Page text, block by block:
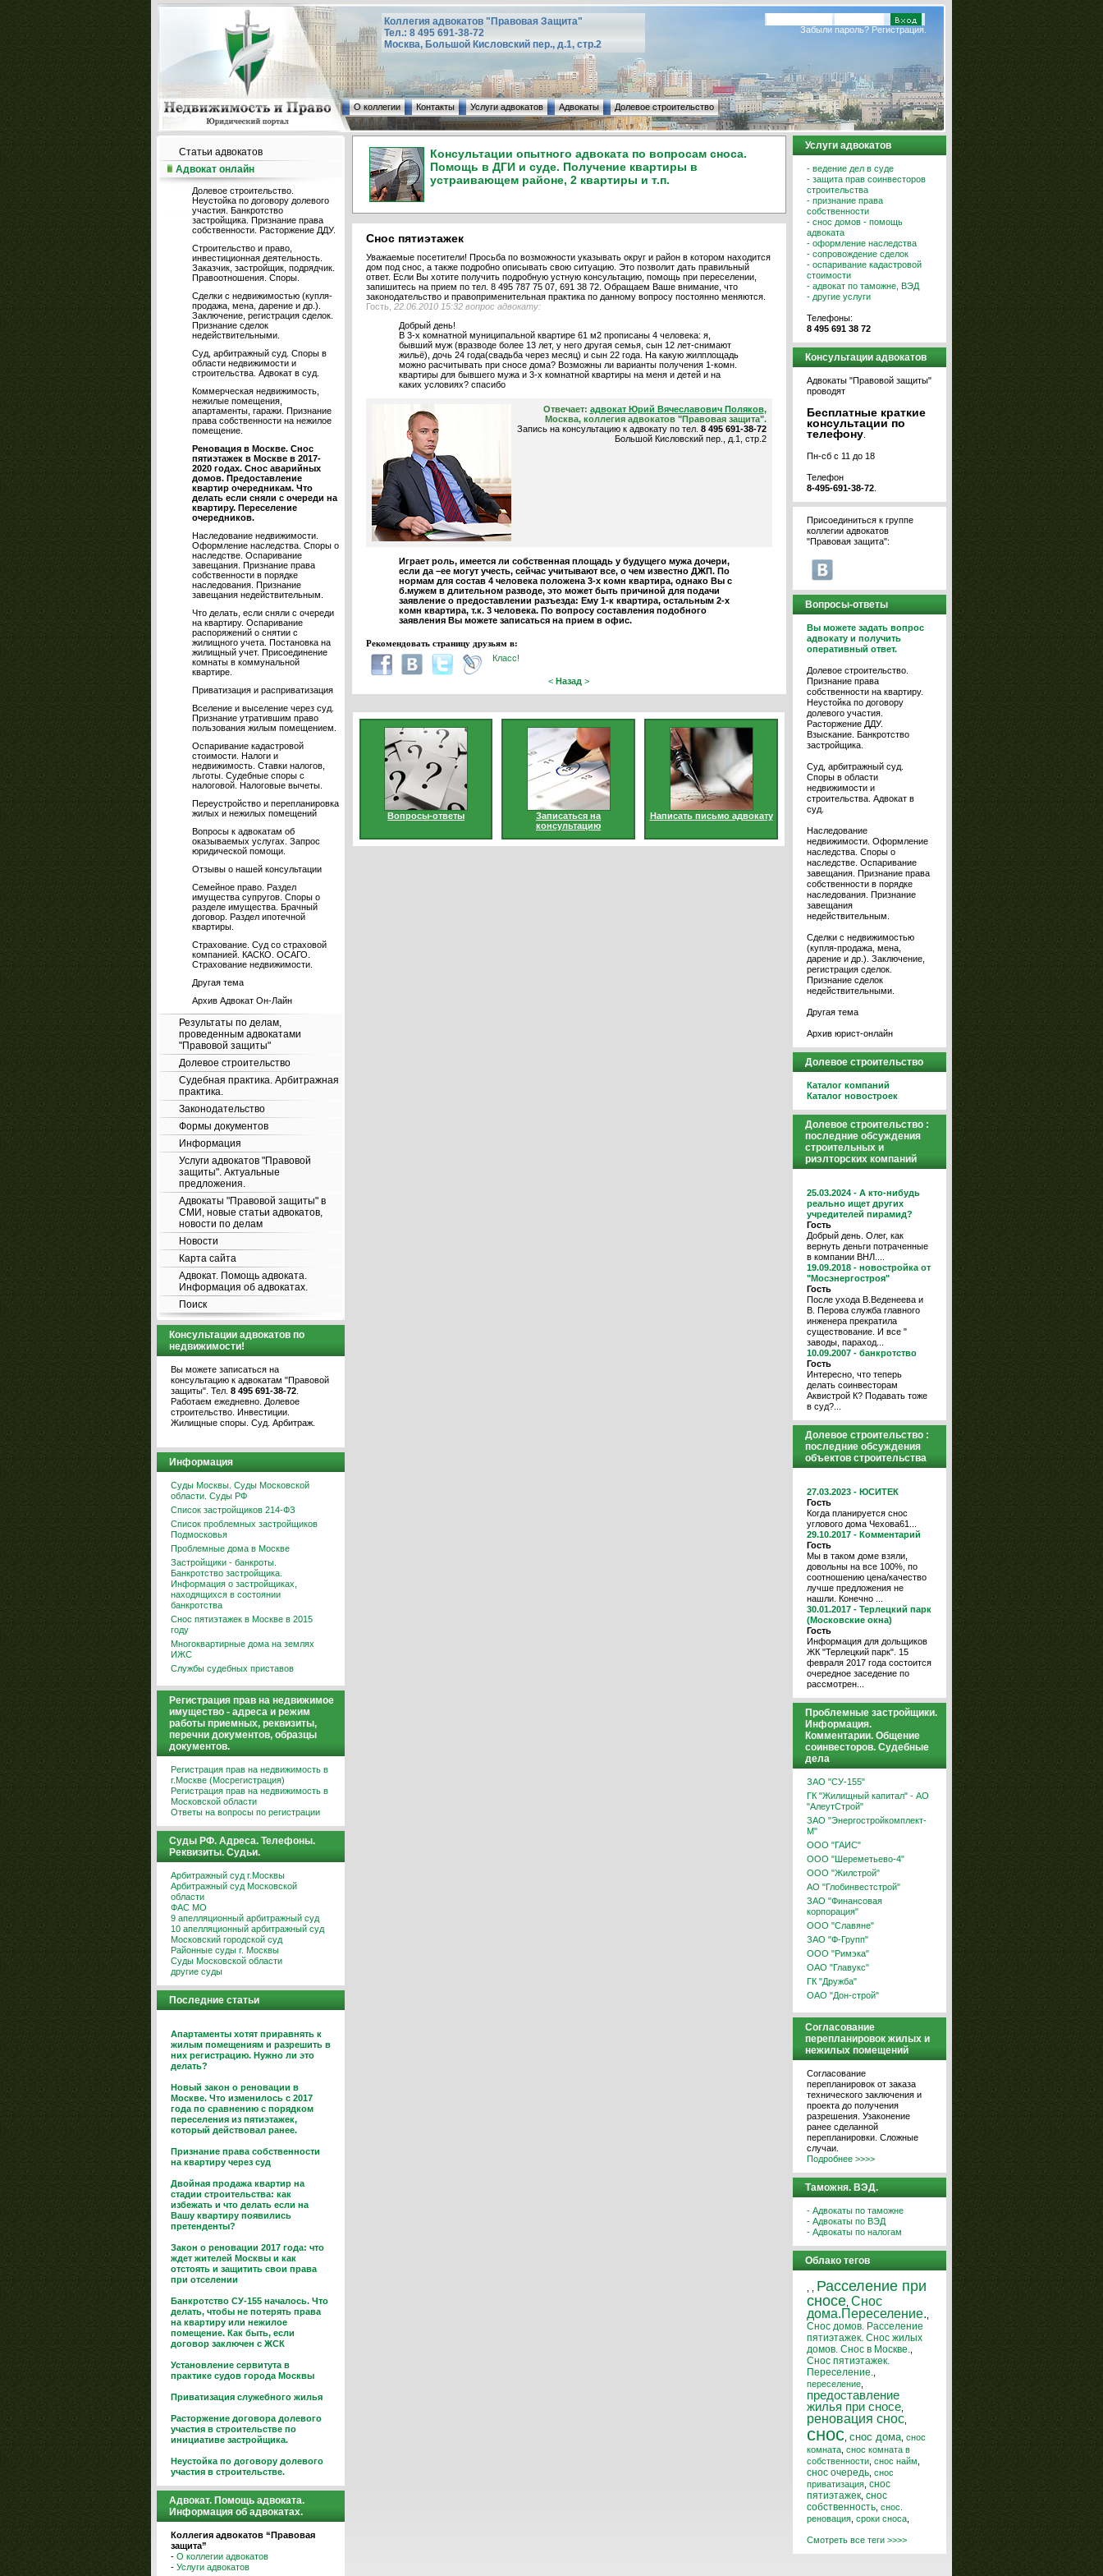
Коллегия адвокатов "Правовая Защита"
Тел.: 8 495 691-38-72
Москва, Большой Кисловский пер., д.1, стр.2
Забыли пароль? Регистрация.
О коллегии Контакты Услуги адвокатов Адвокаты Долевое строительство
Статьи адвокатов
Адвокат онлайн
Долевое строительство.
Неустойка по договору долевого
участия. Банкротство
застройщика. Признание права
собственности. Расторжение ДДУ.
Строительство и право,
инвестиционная деятельность.
Заказчик, застройщик, подрядчик.
Правоотношения. Споры.
Сделки с недвижимостью (купля-
продажа, мена, дарение и др.).
Заключение, регистрация сделок.
Признание сделок
недействительными.
Суд, арбитражный суд. Споры в
области недвижимости и
строительства. Адвокат в суд.
Коммерческая недвижимость,
нежилые помещения,
апартаменты, гаражи. Признание
права собственности на нежилое
помещение.
Реновация в Москве. Снос
пятиэтажек в Москве в 2017-
2020 годах. Снос аварийных
домов. Предоставление
квартир очередникам. Что
делать если сняли с очереди на
квартиру. Переселение
очередников.
Наследование недвижимости.
Оформление наследства. Споры о
наследстве. Оспаривание
завещания. Признание права
собственности в порядке
наследования. Признание
завещания недействительным.
Что делать, если сняли с очереди
на квартиру. Оспаривание
распоряжений о снятии с
жилищного учета. Постановка на
жилищный учет. Присоединение
комнаты в коммунальной
квартире.
Приватизация и расприватизация
Вселение и выселение через суд.
Признание утратившим право
пользования жилым помещением.
Оспаривание кадастровой
стоимости. Налоги и
недвижимость. Ставки налогов,
льготы. Судебные споры с
налоговой. Налоговые вычеты.
Переустройство и перепланировка
жилых и нежилых помещений
Вопросы к адвокатам об
оказываемых услугах. Запрос
юридической помощи.
Отзывы о нашей консультации
Семейное право. Раздел
имущества супругов. Споры о
разделе имущества. Брачный
договор. Раздел ипотечной
квартиры.
Страхование. Суд со страховой
компанией. КАСКО. ОСАГО.
Страхование недвижимости.
Другая тема
Архив Адвокат Он-Лайн
Результаты по делам,
проведенным адвокатами
"Правовой защиты"
Долевое строительство
Судебная практика. Арбитражная
практика.
Законодательство
Формы документов
Информация
Услуги адвокатов "Правовой
защиты". Актуальные
предложения.
Адвокаты "Правовой защиты" в
СМИ, новые статьи адвокатов,
новости по делам
Новости
Карта сайта
Адвокат. Помощь адвоката.
Информация об адвокатах.
Поиск
Консультации адвокатов по
недвижимости!
Вы можете записаться на
консультацию к адвокатам "Правовой
защиты". Тел. 8 495 691-38-72
Работаем ежедневно. Долевое
строительство. Инвестиции.
Жилищные споры. Суд. Арбитраж.
Информация
Суды Москвы. Суды Московской
области. Суды РФ
Список застройщиков 214-ФЗ
Список проблемных застройщиков
Подмосковья
Проблемные дома в Москве
Застройщики - банкроты.
Банкротство застройщика.
Информация о застройщиках,
находящихся в состоянии
банкротства
Снос пятиэтажек в Москве в 2015
году
Многоквартирные дома на землях
ИЖС
Службы судебных приставов
Регистрация прав на недвижимое
имущество - адреса и режим
работы приемных, реквизиты,
перечни документов, образцы
документов.
Регистрация прав на недвижимость в
г.Москве (Мосрегистрация)
Регистрация прав на недвижимость в
Московской области
Ответы на вопросы по регистрации
Суды РФ. Адреса. Телефоны.
Реквизиты. Судьи.
Арбитражный суд г.Москвы
Арбитражный суд Московской
области
ФАС МО
9 апелляционный арбитражный суд
10 апелляционный арбитражный суд
Московский городской суд
Районные суды г. Москвы
Суды Московской области
другие суды
Последние статьи
Апартаменты хотят приравнять к
жилым помещениям и разрешить в
них регистрацию. Нужно ли это
делать?
Новый закон о реновации в
Москве. Что изменилось с 2017
года по сравнению с порядком
переселения из пятиэтажек,
который действовал ранее.
Признание права собственности
на квартиру через суд
Двойная продажа квартир на
стадии строительства: как
избежать и что делать если на
Вашу квартиру появились
претенденты?
Закон о реновации 2017 года: что
ждет жителей Москвы и как
отстоять и защитить свои права
при отселении
Банкротство СУ-155 началось. Что
делать, чтобы не потерять права
на квартиру или нежилое
помещение. Как быть, если
договор заключен с ЖСК
Установление сервитута в
практике судов города Москвы
Приватизация служебного жилья
Расторжение договора долевого
участия в строительстве по
инициативе застройщика.
Неустойка по договору долевого
участия в строительстве.
Адвокат. Помощь адвоката.
Информация об адвокатах.
Коллегия адвокатов “Правовая
защита”
- О коллегии адвокатов
- Услуги адвокатов
Консультации опытного адвоката по вопросам сноса.
Помощь в ДГИ и суде. Получение квартиры в
устраивающем районе, 2 квартиры и т.п.
Снос пятиэтажек
Уважаемые посетители! Просьба по возможности указывать округ и район в котором находится
дом под снос, а также подробно описывать свою ситуацию. Это позволит дать правильный
ответ. Если Вы хотите получить подробную устную консультацию, помощь при переселении,
запишитесь на прием по тел. 8 495 787 75 07, 691 38 72. Обращаем Ваше внимание, что
законодательство и правоприменительная практика по данному вопросу постоянно меняются.
Гость, 22.06.2010 15:32 вопрос адвокату:
Добрый день!
В 3-х комнатной муниципальной квартире 61 м2 прописаны 4 человека: я,
бывший муж (вразводе более 13 лет, у него другая семья, сын 12 лет-снимают
жильё), дочь 24 года(свадьба через месяц) и сын 22 года. На какую жилплощадь
можно расчитывать при сносе дома? Возможны ли варианты получения 1-комн.
квартиры для бывшего мужа и 3-х комнатной квартиры на меня и детей и на
каких условиях? спасибо
Отвечает: адвокат Юрий Вячеславович Поляков,
Москва, коллегия адвокатов "Правовая защита".
Запись на консультацию к адвокату по тел. 8 495 691-38-72
Большой Кисловский пер., д.1, стр.2
Играет роль, имеется ли собственная площадь у будущего мужа дочери,
если да –ее могут учесть, сейчас учитывают все, о чем известно ДЖП. По
нормам для состав 4 человека положена 3-х комн квартира, однако Вы с
б.мужем в длительном разводе, это может быть причиной для подачи
заявление о предоставлении разъезда: Ему 1-к квартира, остальным 2-х
комн квартира, т.к. 3 человека. По вопросу составления подобного
заявления Вы можете записаться на прием в офис.
Рекомендовать страницу друзьям в:
Класс!
< Назад >
Вопросы-ответы
Записаться на
консультацию
Написать письмо адвокату
Услуги адвокатов
- ведение дел в суде
- защита прав соинвесторов
строительства
- признание права
собственности
- снос домов - помощь
адвоката
- оформление наследства
- сопровождение сделок
- оспаривание кадастровой
стоимости
- адвокат по таможне, ВЭД
- другие услуги
Телефоны:
8 495 691 38 72
Консультации адвокатов
Адвокаты "Правовой защиты"
проводят
Бесплатные краткие
консультации по
телефону
Пн-сб с 11 до 18
Телефон
8-495-691-38-72
Присоединиться к группе
коллегии адвокатов
"Правовая защита":
Вопросы-ответы
Вы можете задать вопрос
адвокату и получить
оперативный ответ.
Долевое строительство.
Признание права
собственности на квартиру.
Неустойка по договору
долевого участия.
Расторжение ДДУ.
Взыскание. Банкротство
застройщика.
Суд, арбитражный суд.
Споры в области
недвижимости и
строительства. Адвокат в
суд.
Наследование
недвижимости. Оформление
наследства. Споры о
наследстве. Оспаривание
завещания. Признание права
собственности в порядке
наследования. Признание
завещания
недействительным.
Сделки с недвижимостью
(купля-продажа, мена,
дарение и др.). Заключение,
регистрация сделок.
Признание сделок
недействительными.
Другая тема
Архив юрист-онлайн
Долевое строительство
Каталог компаний
Каталог новостроек
Долевое строительство :
последние обсуждения
строительных и
риэлторских компаний
25.03.2024 - А кто-нибудь
реально ищет других
учредителей пирамид?
Гость
Добрый день. Олег, как
вернуть деньги потраченные
в компании ВНЛ....
19.09.2018 - новостройка от
"Мосэнергостроя"
Гость
После ухода В.Веденеева и
В. Перова служба главного
инженера прекратила
существование. И все "
заводы, параход...
10.09.2007 - банкротство
Гость
Интересно, что теперь
делать соинвесторам
Аквистрой К? Подавать тоже
в суд?...
Долевое строительство :
последние обсуждения
объектов строительства
27.03.2023 - ЮСИТЕК
Гость
Когда планируется снос
углового дома Чехова61...
29.10.2017 - Комментарий
Гость
Мы в таком доме взяли,
довольны на все 100%, по
соотношению цена/качество
лучше предложения не
нашли. Конечно ...
30.01.2017 - Терлецкий парк
(Московские окна)
Гость
Информация для дольщиков
ЖК "Терлецкий парк". 15
февраля 2017 года состоится
очередное заседение по
рассмотрен...
Проблемные застройщики.
Информация.
Комментарии. Общение
соинвесторов. Судебные
дела
ЗАО "СУ-155"
ГК "Жилищный капитал" - АО
"АлеутСтрой"
ЗАО "Энергостройкомплект-
М"
ООО "ГАИС"
ООО "Шереметьево-4"
ООО "Жилстрой"
АО "Глобинвестстрой"
ЗАО "Финансовая
корпорация"
ООО "Славяне"
ЗАО "Ф-Групп"
ООО "Римэка"
ОАО "Главукс"
ГК "Дружба"
ОАО "Дон-строй"
Согласование
перепланировок жилых и
нежилых помещений
Согласование
перепланировок от заказа
технического заключения и
проекта до получения
разрешения. Узаконение
ранее сделанной
перепланировки. Сложные
случаи.
Подробнее >>>>
Таможня. ВЭД.
- Адвокаты по таможне
- Адвокаты по ВЭД
- Адвокаты по налогам
Облако тегов
Расселение при
сносе Снос
дома.Переселение.
Снос домов. Расселение
пятиэтажек. Снос жилых
домов. Снос в Москве.
Снос пятиэтажек.
Переселение.
переселение
предоставление
жилья при сносе
реновация снос
снос снос дома снос
комната снос комната в
собственности снос найм
снос очередь снос
приватизация снос
пятиэтажек снос
собственность снос.
реновация сроки сноса
Смотреть все теги >>>>